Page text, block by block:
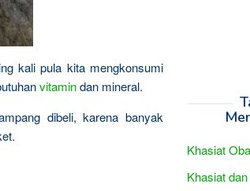
kali pula kita mengkonsumi
vitamindan mineral.
dibeli, karena banyak
Khasiat
Khasiat